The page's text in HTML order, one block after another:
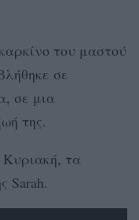
του μαστού
σε
σε μια
της.
τα
Sarah.